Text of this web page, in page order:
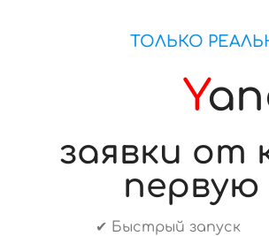
ТОЛЬКО
Y
заявки от
первую
✔ Быстрый запуск